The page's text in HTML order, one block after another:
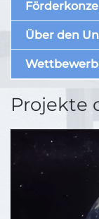
Über den
Projekte